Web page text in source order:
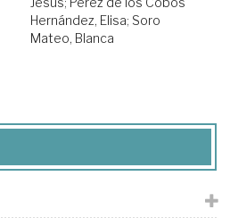
Hernández, Elisa; Soro
Mateo, Blanca